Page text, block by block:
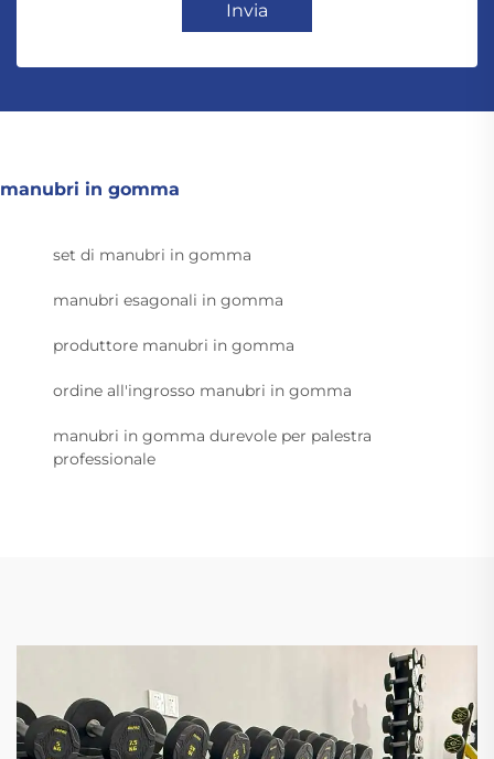
Invia
manubri in gomma
set di manubri in gomma
manubri esagonali in gomma
produttore manubri in gomma
ordine all'ingrosso manubri in gomma
manubri in gomma durevole per palestra
professionale